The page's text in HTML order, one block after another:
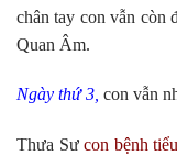
chân tay con vẫn còn
Quan Âm.
Ngày thứ 3, con vẫn
Thưa Sưcon bệnh